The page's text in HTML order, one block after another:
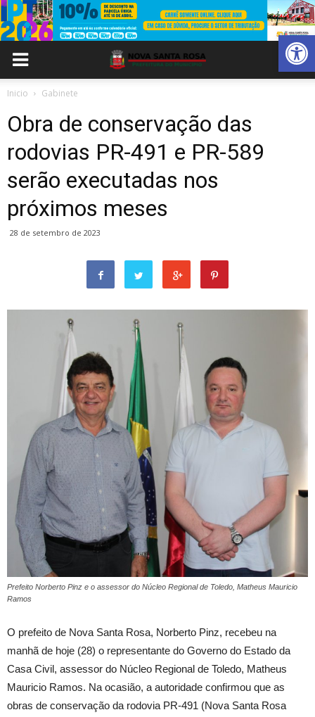
Abrir
Inicio Gabinete
Obra de conservação das
rodovias PR-491 e PR-589
serão executadas nos
próximos meses
28 de setembro de 2023
Prefeito Norberto Pinz e o assessor do Núcleo Regional de Toledo, Matheus Mauricio
Ramos
O prefeito de Nova Santa Rosa, Norberto Pinz, recebeu na
manhã de hoje (28) o representante do Governo do Estado da
Casa Civil, assessor do Núcleo Regional de Toledo, Matheus
Mauricio Ramos. Na ocasião, a autoridade confirmou que as
obras de conservação da rodovia PR-491 (Nova Santa Rosa